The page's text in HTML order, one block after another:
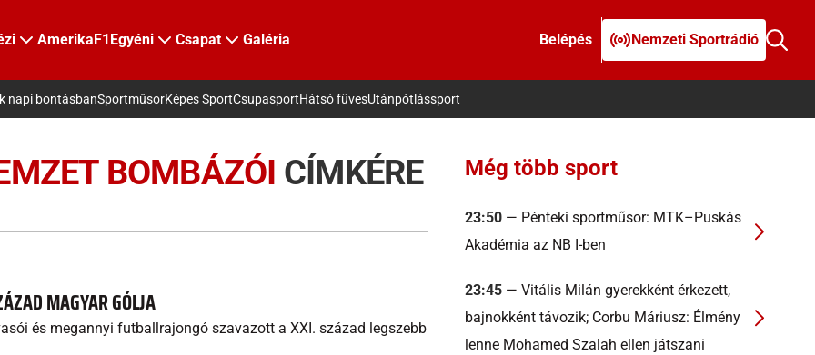
AmerikaF1Egyéni Csapat Galéria Belépés Nemzeti Sportrádió
napi bontásbanSportműsorKépes SportCsupasportHátsó füvesUtánpótlássport
BOMBÁZÓI CÍMKÉRE
MAGYAR GÓLJA
és megannyi futballrajongó szavazott a XXI. század legszebb
Még több sport
23:50 — Pénteki sportműsor: MTK–Puskás
Akadémia az NB I-ben
23:45 — Vitális Milán gyerekként érkezett,
bajnokként távozik; Corbu Máriusz: Élmény
lenne Mohamed Szalah ellen játszani